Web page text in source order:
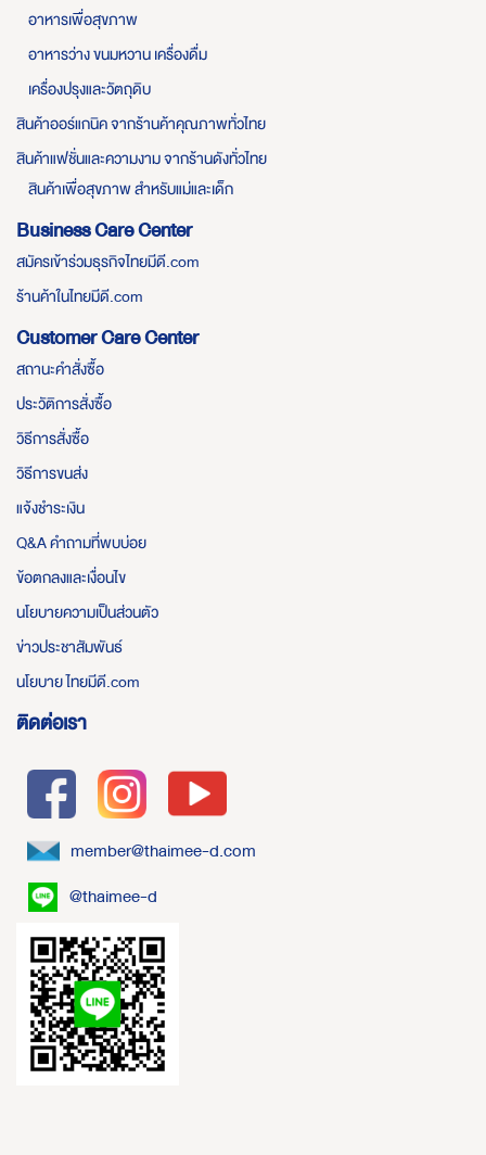
อาหารเพื่อสุขภาพ
อาหารว่าง ขนมหวาน เครื่องดื่ม
เครื่องปรุงและวัตถุดิบ
สินค้าออร์แกนิค จากร้านค้าคุณภาพทั่วไทย
สินค้าแฟชั่นและความงาม จากร้านดังทั่วไทย
สินค้าเพื่อสุขภาพ สำหรับแม่และเด็ก
Business Care Center
สมัครเข้าร่วมธุรกิจไทยมีดี.com
ร้านค้าในไทยมีดี.com
Customer Care Center
สถานะคำสั่งซื้อ
ประวัติการสั่งซื้อ
วิธีการสั่งซื้อ
วิธีการขนส่ง
แจ้งชำระเงิน
Q&A คำถามที่พบบ่อย
ข้อตกลงและเงื่อนไข
นโยบายความเป็นส่วนตัว
ข่าวประชาสัมพันธ์
นโยบาย ไทยมีดี.com
ติดต่อเรา
member@thaimee-d.com
@thaimee-d